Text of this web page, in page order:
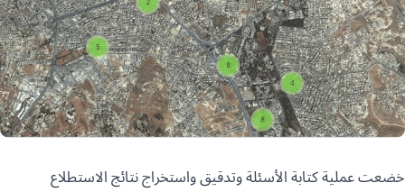
خضعت عملية كتابة الأسئلة وتدقيق واستخراج نتائج الاستطلاع